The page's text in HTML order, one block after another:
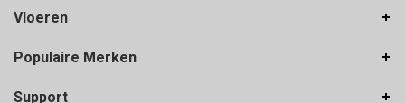
Hele goede service en ze denken met je
mee!
Vloeren
Populaire Merken
Support